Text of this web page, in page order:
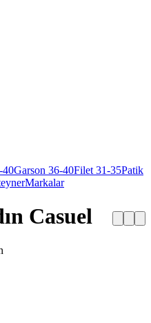
40Garson 36-40Filet 31-35Patik
Markalar
Casuel